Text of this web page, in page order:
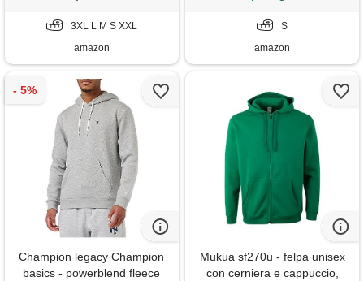
3XL L M S XXL
amazon
S
amazon
Champion legacy Champion
basics - powerblend fleece
Mukua sf270u - felpa unisex
con cerniera e cappuccio,